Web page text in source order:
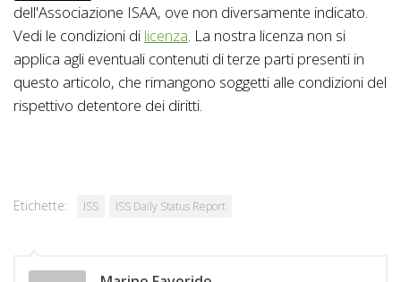
dell'Associazione ISAA, ove non diversamente indicato.
Vedi le condizioni di licenza . La nostra licenza non si
applica agli eventuali contenuti di terze parti presenti in
questo articolo, che rimangono soggetti alle condizioni del
rispettivo detentore dei diritti.
Etichette: ISS ISS Daily Status Report